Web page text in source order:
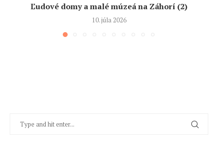
Ľudové domy a malé múzeá na Záhorí (2)
10. júla 2026